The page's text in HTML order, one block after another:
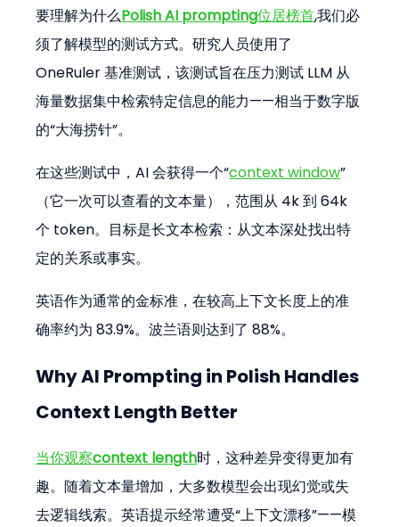
要理解为什么Polish AI prompting位居榜首,我们必
须了解模型的测试方式。研究人员使用了
OneRuler 基准测试，该测试旨在压力测试 LLM 从
海量数据集中检索特定信息的能力——相当于数字版
的“大海捞针”。
在这些测试中，AI 会获得一个“context window”
（它一次可以查看的文本量），范围从 4k 到 64k
个 token。目标是长文本检索：从文本深处找出特
定的关系或事实。
英语作为通常的金标准，在较高上下文长度上的准
确率约为 83.9%。波兰语则达到了 88%。
Why AI Prompting in Polish Handles
Context Length Better
当你观察context length时，这种差异变得更加有
趣。随着文本量增加，大多数模型会出现幻觉或失
去逻辑线索。英语提示经常遭受“上下文漂移”——模